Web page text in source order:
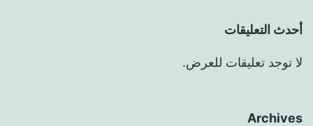
أحدث التعليقات
لا توجد تعليقات للعرض.
Archives